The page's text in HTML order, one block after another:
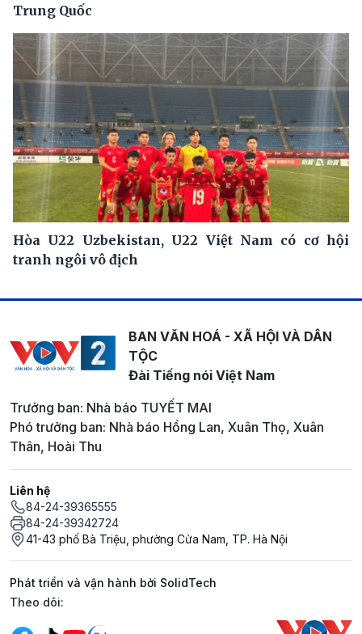
Trung Quốc
Hòa U22 Uzbekistan, U22 Việt Nam có cơ hội
tranh ngôi vô địch
BAN VĂN HOÁ - XÃ HỘI VÀ DÂN
TỘC
Đài Tiếng nói Việt Nam
Trưởng ban: Nhà báo TUYẾT MAI
Phó trưởng ban: Nhà báo Hồng Lan, Xuân Thọ, Xuân
Thân, Hoài Thu
Liên hệ
84-24-39365555
84-24-39342724
41-43 phố Bà Triệu, phường Cửa Nam, TP. Hà Nội
Phát triển và vận hành bởi SolidTech
Mạng xã hội
Theo dõi: